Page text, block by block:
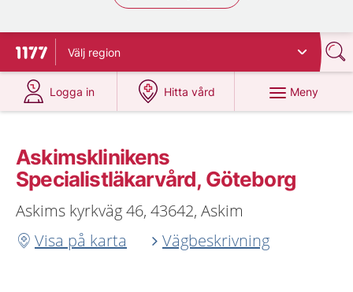
Till startsidan för 1177
Välj region
Logga in
på 1177.se
Hitta vård
på 1177.se
Meny
Askimsklinikens
Specialistläkarvård, Göteborg
Askims kyrkväg 46, 43642, Askim
Visa på karta
Vägbeskrivning